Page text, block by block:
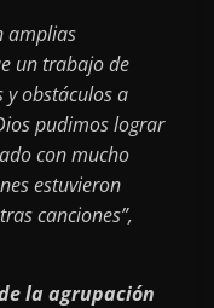
amplias
un trabajo de
y obstáculos a
pudimos lograr
con mucho
estuvieron
canciones”,
la agrupación